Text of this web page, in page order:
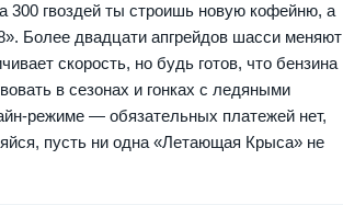
300 гвоздей ты строишь новую кофейню, а
Более двадцати апгрейдов шасси меняют
скорость, но будь готов, что бензина
в сезонах и гонках с ледяными
режиме — обязательных платежей нет,
пусть ни одна «Летающая Крыса» не